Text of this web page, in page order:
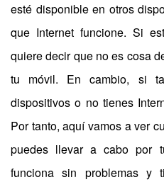
esté disponible en otros
que Internet funcione. Si
quiere decir que no es cosa
tu móvil. En cambio, si
dispositivos o no tienes
Por tanto, aquí vamos a ver
puedes llevar a cabo por
funciona sin problemas y